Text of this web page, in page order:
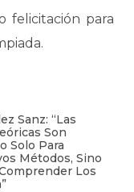
felicitación para
Sanz: “Las
Son
Solo Para
Métodos, Sino
Los